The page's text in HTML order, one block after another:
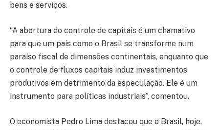
bens e serviços.
“A abertura do controle de capitais é um chamativo
para que um país como o Brasil se transforme num
paraíso fiscal de dimensões continentais, enquanto que
o controle de fluxos capitais induz investimentos
produtivos em detrimento da especulação. Ele é um
instrumento para políticas industriais”, comentou.
O economista Pedro Lima destacou que o Brasil, hoje,